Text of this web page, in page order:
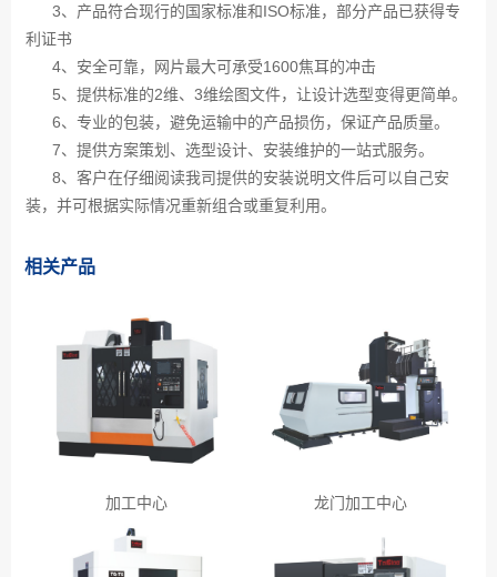
3、产品符合现行的国家标准和ISO标准，部分产品已获得专
利证书
4、安全可靠，网片最大可承受1600焦耳的冲击
5、提供标准的2维、3维绘图文件，让设计选型变得更简单。
6、专业的包装，避免运输中的产品损伤，保证产品质量。
7、提供方案策划、选型设计、安装维护的一站式服务。
8、客户在仔细阅读我司提供的安装说明文件后可以自己安
装，并可根据实际情况重新组合或重复利用。
相关产品
加工中心 龙门加工中心